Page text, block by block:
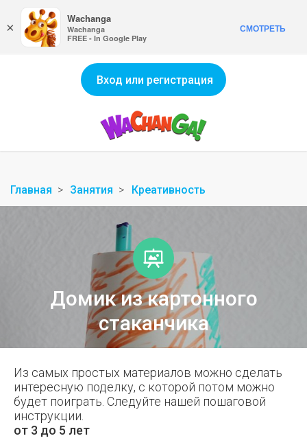
Вход или регистрация
Главная Занятия Креативность
Домик из картонного
стаканчика
Из самых простых материалов можно сделать
интересную поделку, с которой потом можно
будет поиграть. Следуйте нашей пошаговой
инструкции.
от 3 до 5 лет
×
Wachanga
Wachanga
FREE - In Google Play
СМОТРЕТЬ